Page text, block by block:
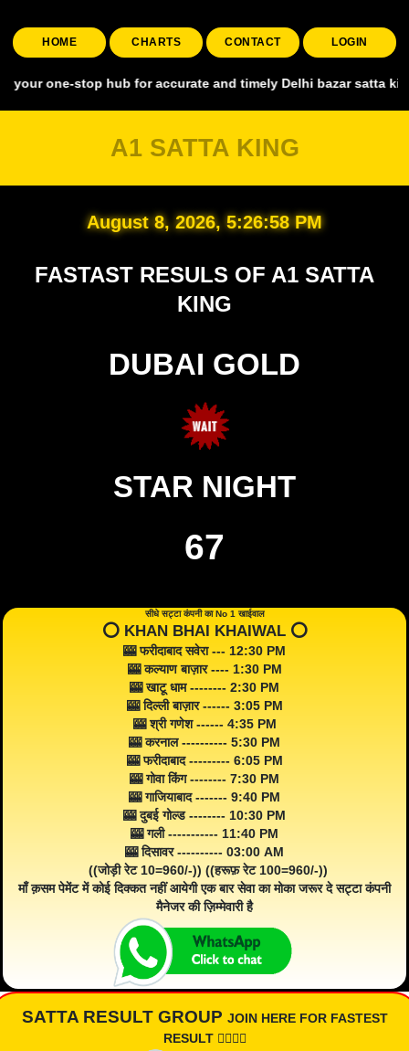
HOME CHARTS CONTACT LOGIN
stop hub for accurate and timely Delhi bazar satta king,
A1 SATTA KING
August 8, 2026, 5:26:58 PM
FASTAST RESULS OF A1 SATTA
KING
DUBAI GOLD
STAR NIGHT
67
सीधे सट्टा कंपनी का No 1 खाईवाल
⭕️ KHAN BHAI KHAIWAL ⭕️
🎰 फरीदाबाद सवेरा --- 12:30 PM
🎰 कल्याण बाज़ार ---- 1:30 PM
🎰 खाटू धाम -------- 2:30 PM
🎰 दिल्ली बाज़ार ------ 3:05 PM
🎰 श्री गणेश ------ 4:35 PM
🎰 करनाल ---------- 5:30 PM
🎰 फरीदाबाद --------- 6:05 PM
🎰 गोवा किंग -------- 7:30 PM
🎰 गाजियाबाद ------- 9:40 PM
🎰 दुबई गोल्ड -------- 10:30 PM
🎰 गली ----------- 11:40 PM
🎰 दिसावर ---------- 03:00 AM
((जोड़ी रेट 10=960/-)) ((हरूफ़ रेट 100=960/-))
माँ क़सम पेमेंट में कोई दिक्कत नहीं आयेगी एक बार सेवा का मोका जरूर दे सट्टा कंपनी
मैनेजर की ज़िम्मेवारी है
SATTA RESULT GROUP JOIN HERE FOR FASTEST
RESULT 👇🏾👇🏾